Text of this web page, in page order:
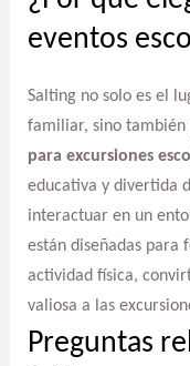
eventos
Salting no solo es el
familiar, sino también
para excursiones
educativa y divertida
interactuar en un
están diseñadas para
actividad física,
valiosa a las
Preguntas